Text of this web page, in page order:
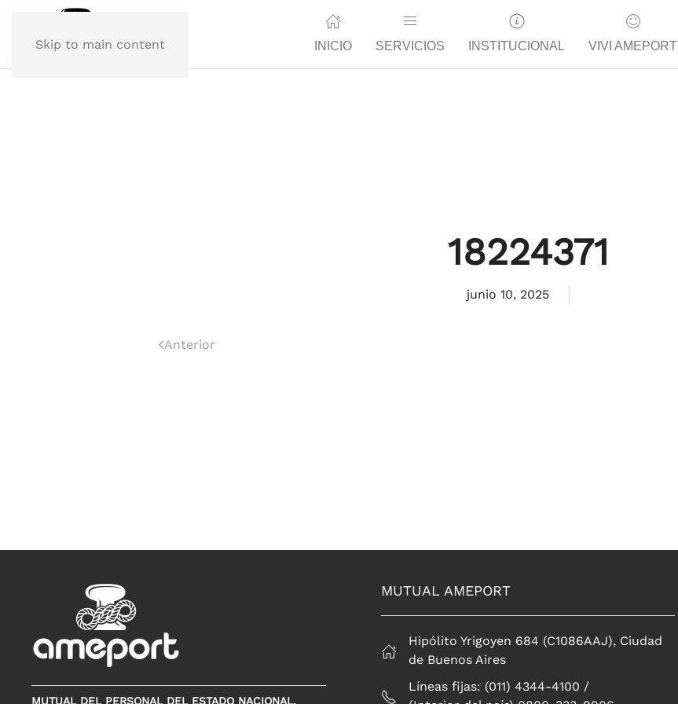
Skip to main content INICIO SERVICIOS INSTITUCIONAL VIVI AMEPORT
18224371
junio 10, 2025
Anterior
MUTUAL DEL PERSONAL DEL ESTADO NACIONAL,
MUTUAL AMEPORT
Hipólito Yrigoyen 684 (C1086AAJ), Ciudad
de Buenos Aires
Líneas fijas: (011) 4344-4100 /